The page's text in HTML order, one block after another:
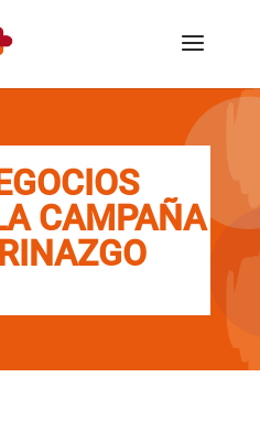
CAMPAÑA